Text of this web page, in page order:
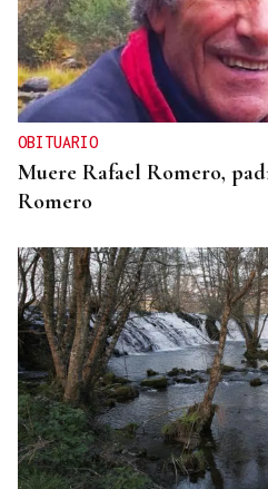
OBITUARIO
Muere Rafael Romero,
Romero